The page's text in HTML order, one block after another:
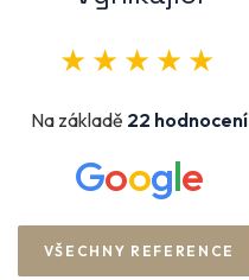
★★★★★
Na základě 22 hodnocení
Google
VŠECHNY REFERENCE